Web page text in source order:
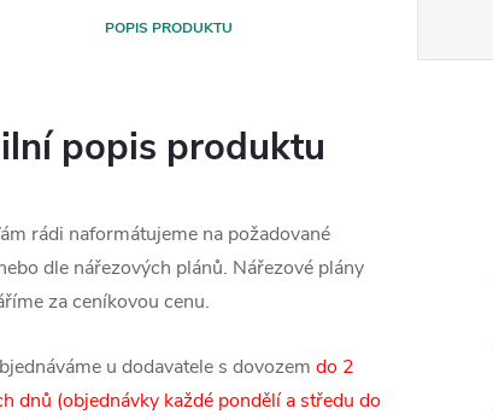
POPIS PRODUKTU
popis produktu
rádi naformátujeme na požadované
dle nářezových plánů. Nářezové plány
za ceníkovou cenu.
u dodavatele s dovozem do 2
dnů (objednávky každé pondělí a středu do